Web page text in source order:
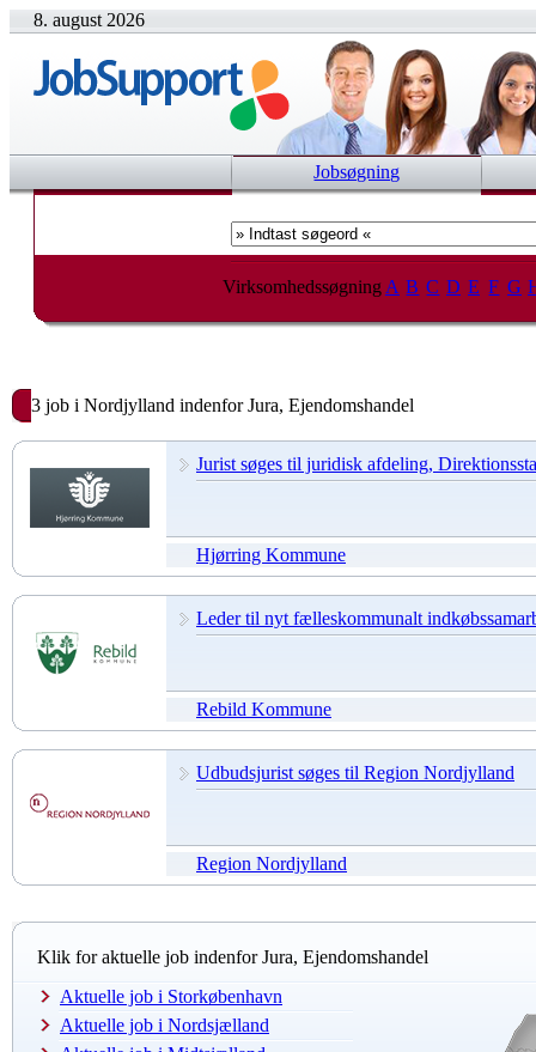
8. august 2026
Jobsøgning
Virksomhedssøgning A B C D E F G
3 job i Nordjylland indenfor Jura, Ejendomshandel
Jurist søges til juridisk afdeling,
Hjørring Kommune
Leder til nyt fælleskommunalt
Rebild Kommune
Udbudsjurist søges til Region Nordjylland
Region Nordjylland
Klik for aktuelle job indenfor Jura, Ejendomshandel
Aktuelle job i Storkøbenhavn
Aktuelle job i Nordsjælland